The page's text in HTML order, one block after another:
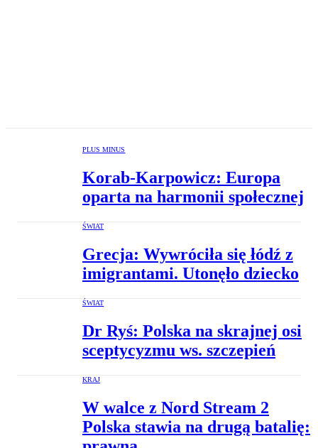
PLUS MINUS
Korab-Karpowicz: Europa
oparta na harmonii społecznej
ŚWIAT
Grecja: Wywróciła się łódź z
imigrantami. Utonęło dziecko
ŚWIAT
Dr Ryś: Polska na skrajnej osi
sceptycyzmu ws. szczepień
KRAJ
W walce z Nord Stream 2
Polska stawia na drugą batalię: